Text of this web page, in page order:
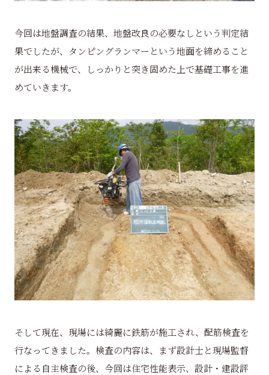
今回は地盤調査の結果、地盤改良の必要なしという判定結
果でしたが、タンピングランマーという地面を締めること
が出来る機械で、しっかりと突き固めた上で基礎工事を進
めていきます。
そして現在、現場には綺麗に鉄筋が施工され、配筋検査を
行なってきました。検査の内容は、まず設計士と現場監督
による自主検査の後、今回は住宅性能表示、設計・建設評